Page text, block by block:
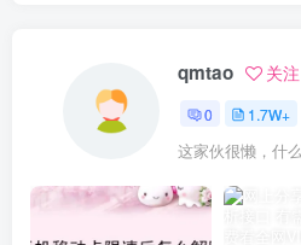
qmtao 关注
0 1.7W+
这家伙很懒，什